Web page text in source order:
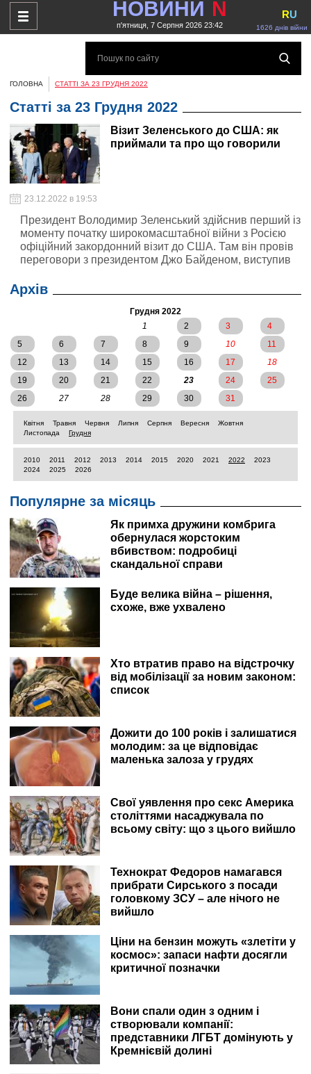
НОВИНИ N
п'ятниця, 7 Серпня 2026 23:42 1626 днів війни
RU
ГОЛОВНА СТАТТІ ЗА 23 ГРУДНЯ 2022
Статті за 23 Грудня 2022
Візит Зеленського до США: як
приймали та про що говорили
23.12.2022 в 19:53
Президент Володимир Зеленський здійснив перший із
моменту початку широкомасштабної війни з Росією
офіційний закордонний візит до США. Там він провів
переговори з президентом Джо Байденом, виступив
окремо зі спікером Палати представників Ненсі
Пелосі та лідерами демократів та республіканців в
Архів
Грудня 2022
1
2 3
4
5
6 7 8 9 10
11
12
13 14 15 16 17
18
19
20 21 22 23 24
25
26
27 28 29 30 31
Квітня Травня Червня Липня Серпня Вересня
Жовтня
Листопада
Грудня
2010 2011 2012 2013 2014 2015 2020 2021 2022
2023
2024
2025 2026
Популярне за місяць
Як примха дружини комбрига
обернулася жорстоким
вбивством: подробиці
скандальної справи
Буде велика війна – рішення,
схоже, вже ухвалено
Хто втратив право на відстрочку
від мобілізації за новим законом:
список
Дожити до 100 років і залишатися
молодим: за це відповідає
маленька залоза у грудях
Свої уявлення про секс Америка
століттями насаджувала по
всьому світу: що з цього вийшло
Технократ Федоров намагався
прибрати Сирського з посади
головкому ЗСУ – але нічого не
вийшло
Ціни на бензин можуть «злетіти у
космос»: запаси нафти досягли
критичної позначки
Вони спали один з одним і
створювали компанії:
представники ЛГБТ домінують у
Кремнієвій долині